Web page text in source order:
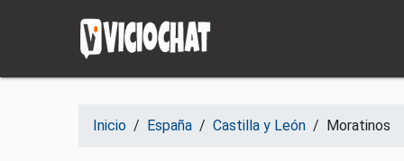
Inicio / España / Castilla y León / Moratinos